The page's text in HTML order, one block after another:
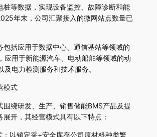
桩等数据，实现设备监控、故障诊断和能
年末，公司汇聚接入的微网站点数量已
包括应用于数据中心、通信基站等领域的
应用于新能源汽车、电动船舶等领域的动
及电力检测服务和技术服务。
模式
围绕研发、生产、销售储能BMS产品及提
展开，其经营模式具有以下特点：
：以销定采+安全库存公司原材料种类繁